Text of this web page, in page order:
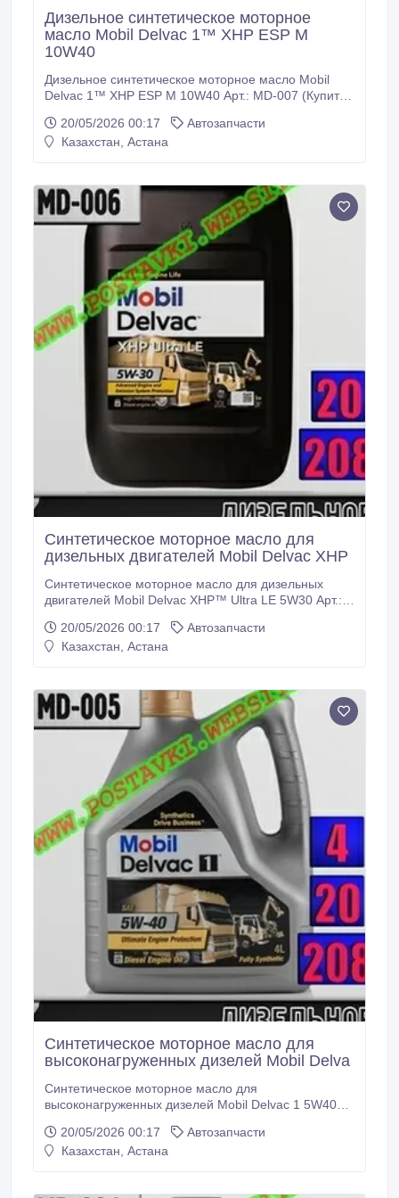
Дизельное синтетическое моторное
масло Mobil Delvac 1™ XHP ESP M
10W40
Дизельное синтетическое моторное масло Mobil
Delvac 1™ XHP ESP M 10W40 Арт.: MD-007 (Купить
Delvac XHP ESP M 10W-40 – это синтетическое
моторное масло с очень высокими рабочими
дизельных двигателей с низким уровнем
токсичности выхлопных газов, которые
эксплуатируются в жестких условиях.
20/05/2026 00:17
Автозапчасти
Казахстан, Астана
Синтетическое моторное масло для
дизельных двигателей Mobil Delvac XHP
Синтетическое моторное масло для дизельных
двигателей Mobil Delvac XHP™ Ultra LE 5W30 Арт.:
Mobil Delvac XHP Ultra LE 5W-30 – моторное масло
с очень высокими эксплуатационными свойствами,
высокомощных дизельных двигателей с низким
уровнем выбросов, которые применяются в
работающей в тяжелых условиях автомобильной
20/05/2026 00:17
Автозапчасти
Казахстан, Астана
Синтетическое моторное масло для
высоконагруженных дизелей Mobil Delva
Синтетическое моторное масло для
высоконагруженных дизелей Mobil Delvac 1 5W40
Описание: Mobil Delvac 1 5W-40 – полностью
синтетическое масло с высочайшими
20/05/2026 00:17
Автозапчасти
Казахстан, Астана